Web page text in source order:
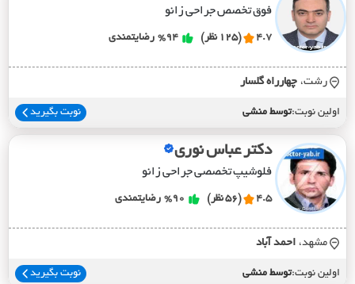
فوق تخصص جراحی زانو
4.7 (125 نظر) %94 رضایتمندی
رشت، چهارراه گلسار
اولین نوبت:توسط منشی نوبت بگیرید
دکتر عباس نوری
فلوشیپ تخصصی جراحی زانو
4.5 (56 نظر) %90 رضایتمندی
مشهد، احمد آباد
اولین نوبت:توسط منشی نوبت بگیرید